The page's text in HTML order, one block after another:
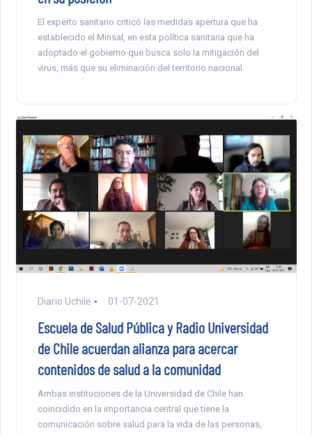
El experto sanitario criticó las medidas apertura que ha
establecido el Minsal, en esta política sanitaria que ha
adoptado el gobierno que busca solo la mitigación del
virus, más que su eliminación del territorio nacional
Diario Uchile 01-07-2021
Escuela de Salud Pública y Radio Universidad
de Chile acuerdan alianza para acercar
contenidos de salud a la comunidad
Ambas instituciones de la Universidad de Chile han
coincidido en la importancia central que tiene la
comunicación sobre salud para la vida de las personas,